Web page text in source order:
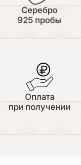
Серебро
925 пробы
Оплата
при получении